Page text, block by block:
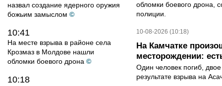
назвал создание ядерного оружия
божьим замыслом ©
10:41
На месте взрыва в районе села
Крозмаз в Молдове нашли
обломки боевого дрона ©
10:18
обломки боевого дрона,
полиции.
10-08-2026 (10:18)
На Камчатке
месторождении:
Один человек погиб,
результате взрыва на